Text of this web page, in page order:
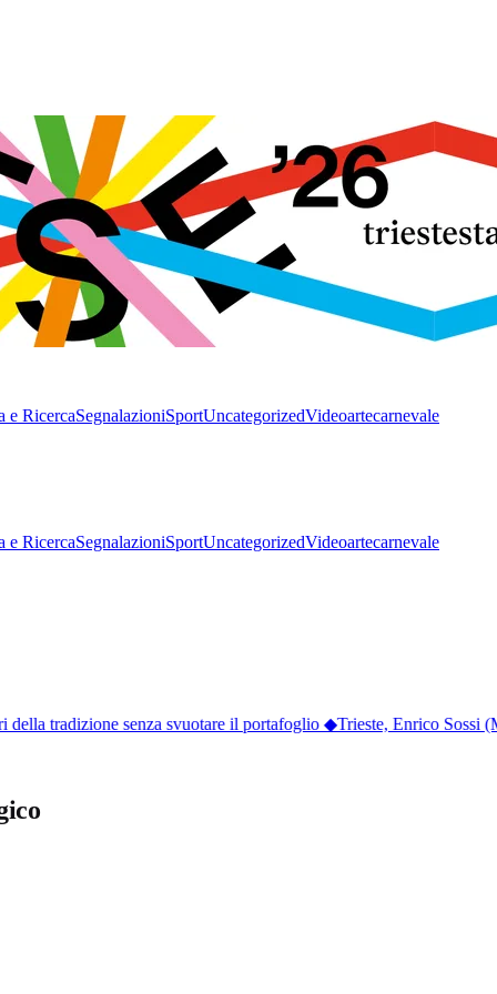
e RicercaSegnalazioniSportUncategorizedVideoartecarnevale
e RicercaSegnalazioniSportUncategorizedVideoartecarnevale
tradizione senza svuotare il portafoglio◆ Trieste, Enrico Sossi